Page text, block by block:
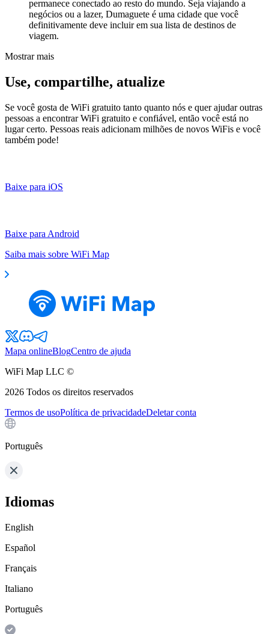
permanece conectado ao resto do mundo. Seja viajando a
negócios ou a lazer, Dumaguete é uma cidade que você
definitivamente deve incluir em sua lista de destinos de
viagem.
Mostrar mais
Use, compartilhe, atualize
Se você gosta de WiFi gratuito tanto quanto nós e quer ajudar outras
pessoas a encontrar WiFi gratuito e confiável, então você está no
lugar certo. Pessoas reais adicionam milhões de novos WiFis e você
também pode!
Baixe para iOS
Baixe para Android
Saiba mais sobre WiFi Map
Mapa onlineBlogCentro de ajuda
WiFi Map LLC ©
2026 Todos os direitos reservados
Termos de usoPolítica de privacidadeDeletar conta
Português
Idiomas
English
Español
Français
Italiano
Português